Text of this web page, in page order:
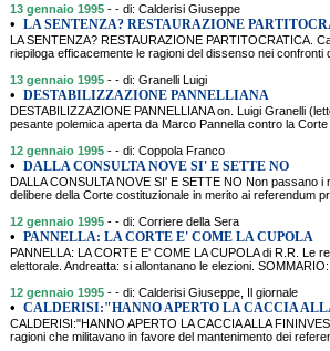
13 gennaio 1995 - - di: Calderisi Giuseppe
• LA SENTENZA? RESTAURAZIONE
LA SENTENZA? RESTAURAZIONE PARTITOCRATICA.
riepiloga efficacemente le ragioni del dissenso nei
13 gennaio 1995 - - di: Granelli Luigi
• DESTABILIZZAZIONE PANNELLIANA
DESTABILIZZAZIONE PANNELLIANA on. Luigi Granelli
pesante polemica aperta da Marco Pannella contro la
12 gennaio 1995 - - di: Coppola Franco
• DALLA CONSULTA NOVE SI' E SETTE NO
DALLA CONSULTA NOVE SI' E SETTE NO Non passano
delibere della Corte costituzionale in merito ai referendum
12 gennaio 1995 - - di: Corriere della Sera
• PANNELLA: LA CORTE E' COME LA CUPOLA
PANNELLA: LA CORTE E' COME LA CUPOLA di R.R. Le
elettorale. Andreatta: si allontanano le elezioni.
12 gennaio 1995 - - di: Calderisi Giuseppe, Il giornale
• CALDERISI:"HANNO APERTO LA CACCIA
CALDERISI:"HANNO APERTO LA CACCIA ALLA
ragioni che militavano in favore del mantenimento dei